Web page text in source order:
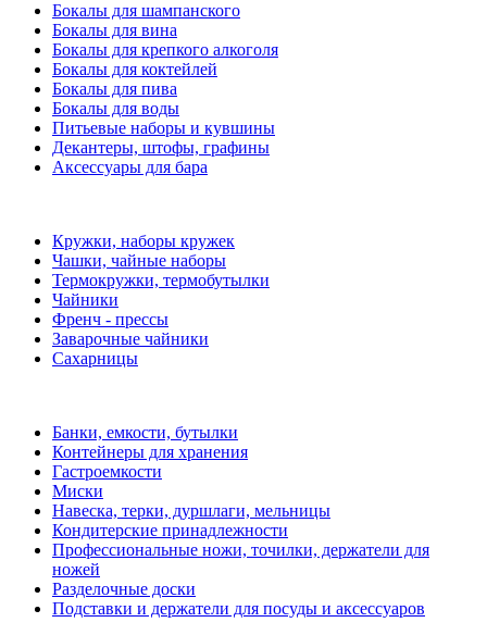
Бокалы для шампанского
Бокалы для вина
Бокалы для крепкого алкоголя
Бокалы для коктейлей
Бокалы для пива
Бокалы для воды
Питьевые наборы и кувшины
Декантеры, штофы, графины
Аксессуары для бара
Кружки, наборы кружек
Чашки, чайные наборы
Термокружки, термобутылки
Чайники
Френч - прессы
Заварочные чайники
Сахарницы
Банки, емкости, бутылки
Контейнеры для хранения
Гастроемкости
Миски
Навеска, терки, дуршлаги, мельницы
Кондитерские принадлежности
Профессиональные ножи, точилки, держатели для
ножей
Разделочные доски
Подставки и держатели для посуды и аксессуаров